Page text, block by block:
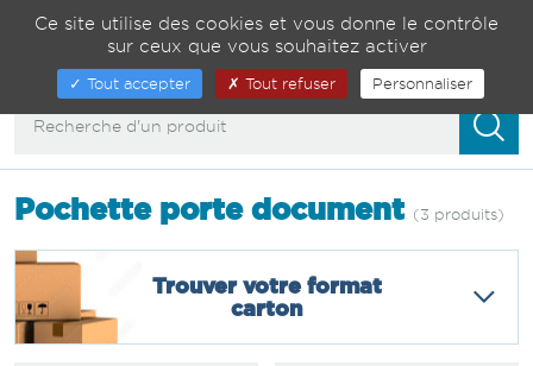
04 75 82 01 23
Afficher/masquer
navigation
Pochette porte document (3 produits)
Trouver votre format
carton
Ce site utilise des cookies et vous donne le contrôle
sur ceux que vous souhaitez activer
Tout accepter Tout refuser Personnaliser